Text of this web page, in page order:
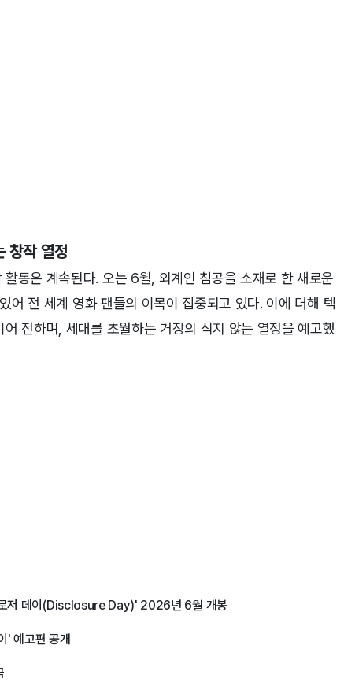
창작 열정
동은 계속된다. 오는 6월, 외계인 침공을 소재로 한 새로운
어 전 세계 영화 팬들의 이목이 집중되고 있다. 이에 더해 텍
전하며, 세대를 초월하는 거장의 식지 않는 열정을 예고했
저 데이(Disclosure Day)' 2026년 6월 개봉
' 예고편 공개